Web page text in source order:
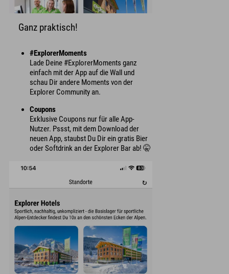
Ganz praktisch!
#ExplorerMoments
Lade Deine #ExplorerMoments ganz
einfach mit der App auf die Wall und
schau Dir andere Moments von der
Explorer Community an.
Coupons
Exklusive Coupons nur für alle App-
Nutzer. Pssst, mit dem Download der
neuen App, staubst Du Dir ein gratis Bier
oder Softdrink an der Explorer Bar ab! 🤫